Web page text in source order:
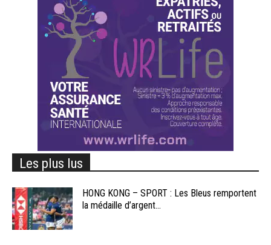
Les plus lus
HONG KONG – SPORT : Les Bleus remportent
la médaille d’argent...